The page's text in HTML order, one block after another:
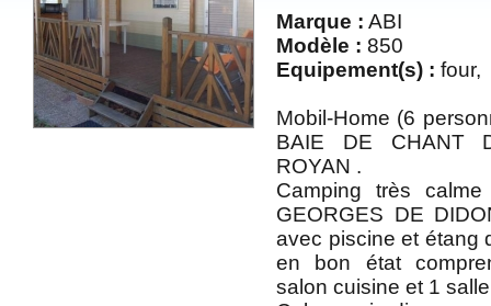
Marque : ABI
Modèle : 850
Equipement(s) : four,
Mobil-Home (6
BAIE DE CHANT
ROYAN .
Camping très
GEORGES DE
avec piscine et étang
en bon état
salon cuisine et 1